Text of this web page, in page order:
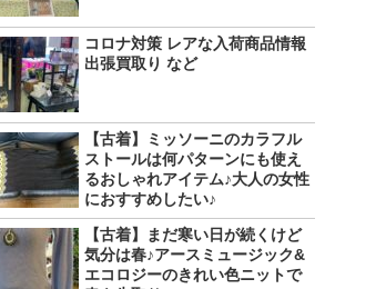
コロナ対策 レアな入荷商品情報
出張買取り など
【古着】ミッソーニのカラフル
ストールは何パターンにも使え
るおしゃれアイテム♪大人の女性
におすすめしたい♪
【古着】まだ寒い日が続くけど
気分は春♪アースミュージック&
エコロジーのきれい色ニットで